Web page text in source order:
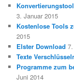
3. Januar 2015
Kostenlose Tools
2015
Elster Download
Texte
Programme zum
Juni 2014